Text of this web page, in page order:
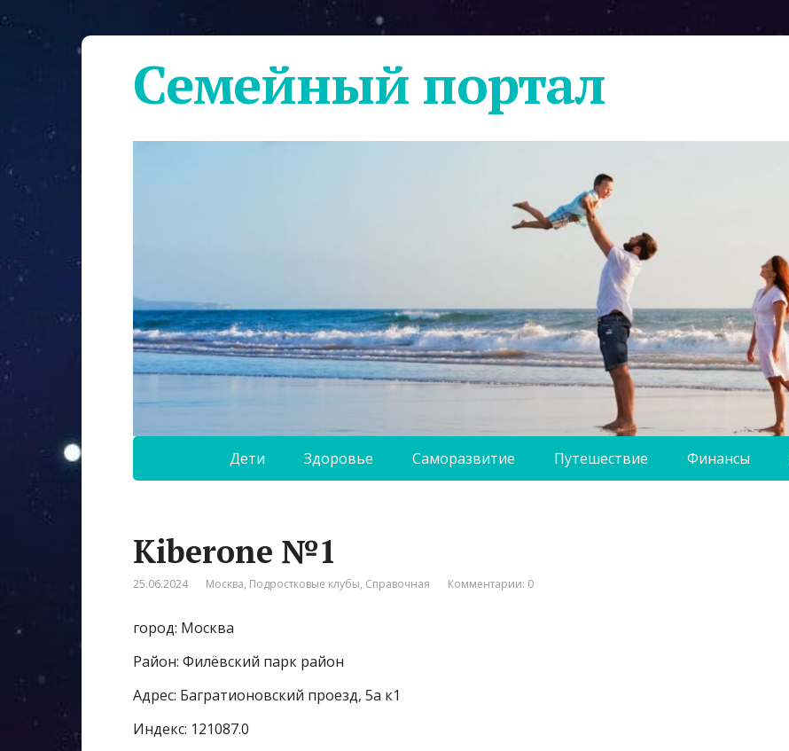
Семейный портал
Дети Здоровье Саморазвитие Путешествие Финансы
Kiberone №1
25.06.2024 Москва, Подростковые клубы, Справочная Комментарии: 0
город: Москва
Район: Филёвский парк район
Адрес: Багратионовский проезд, 5а к1
Индекс: 121087.0